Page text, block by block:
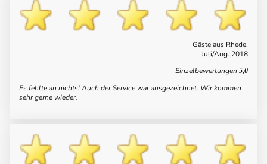
Gäste aus Rhede,
Juli/Aug. 2018
Einzelbewertungen 5,0
Es fehlte an nichts! Auch der Service war ausgezeichnet. Wir kommen
sehr gerne wieder.